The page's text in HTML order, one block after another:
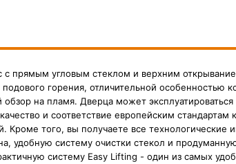
с прямым угловым стеклом и верхним
горения, отличительной особенностью
на пламя. Дверца может эксплуатироваться
и соответствие европейским стандартам
Кроме того, вы получаете все технологические
удобную систему очистки стекол и
систему Easy Lifting - один из самых